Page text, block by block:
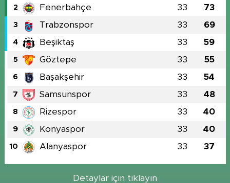
2 Fenerbahçe 33 73
3 Trabzonspor 33 69
4 Beşiktaş 33 59
5 Göztepe 33 55
6 Başakşehir 33 54
7 Samsunspor 33 48
8 Rizespor 33 40
9 Konyaspor 33 40
10 Alanyaspor 33 37
Detaylar için tıklayın